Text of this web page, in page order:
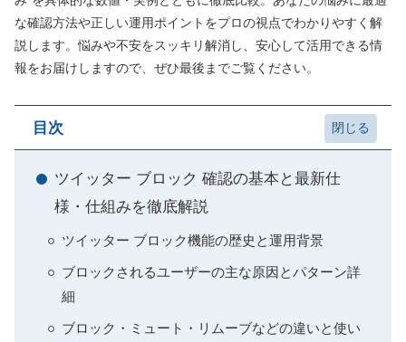
な確認方法や正しい運用ポイントをプロの視点でわかりやすく解
説します。悩みや不安をスッキリ解消し、安心して活用できる情
報をお届けしますので、ぜひ最後までご覧ください。
目次
ツイッター ブロック 確認の基本と最新仕
様・仕組みを徹底解説
ツイッター ブロック機能の歴史と運用背景
ブロックされるユーザーの主な原因とパターン詳
細
ブロック・ミュート・リムーブなどの違いと使い